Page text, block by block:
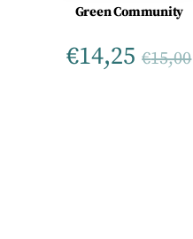
Green Community
€14,25 €15,00